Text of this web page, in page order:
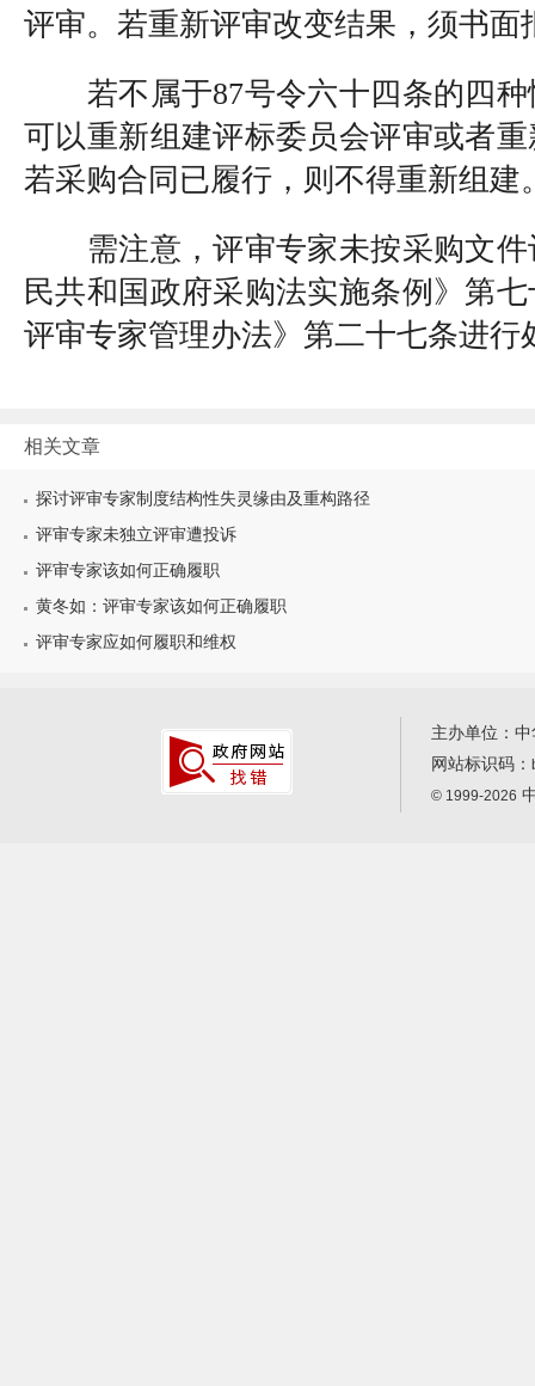
评审。若重新评审改变结果，须书面
若不属于87号令六十四条的四
可以重新组建评标委员会评审或者
若采购合同已履行，则不得重新组建
需注意，评审专家未按采购文
民共和国政府采购法实施条例》第
评审专家管理办法》第二十七条进行
相关文章
探讨评审专家制度结构性失灵缘由及重构路径
评审专家未独立评审遭投诉
评审专家该如何正确履职
黄冬如：评审专家该如何正确履职
评审专家应如何履职和维权
主办单位：
网站标识码：
© 1999-2026